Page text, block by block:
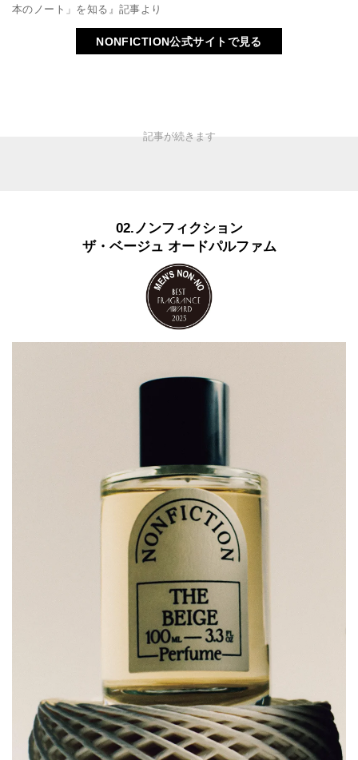
本のノート」を知る』記事より
NONFICTION公式サイトで見る
02.ノンフィクション
ザ・ベージュ オードパルファム